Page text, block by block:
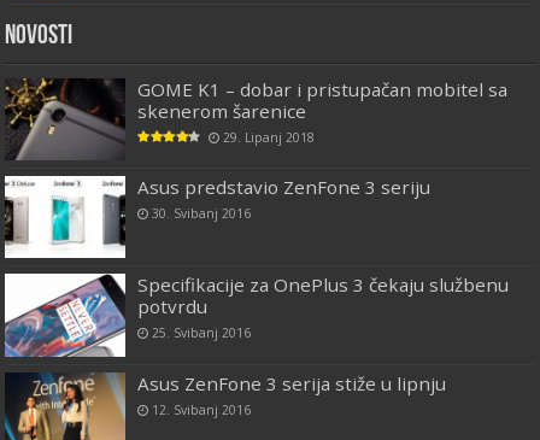
Novosti
GOME K1 – dobar i pristupačan mobitel sa
skenerom šarenice
29. Lipanj 2018
Asus predstavio ZenFone 3 seriju
30. Svibanj 2016
Specifikacije za OnePlus 3 čekaju službenu
potvrdu
25. Svibanj 2016
Asus ZenFone 3 serija stiže u lipnju
12. Svibanj 2016